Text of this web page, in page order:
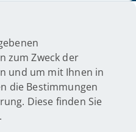
zum Zweck der
und um mit Ihnen in
die Bestimmungen
Diese finden Sie
.